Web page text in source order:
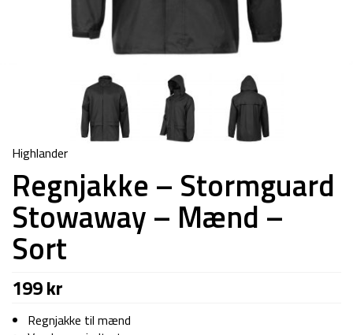
Highlander
Regnjakke – Stormguard
Stowaway – Mænd –
Sort
199kr
Regnjakke til mænd